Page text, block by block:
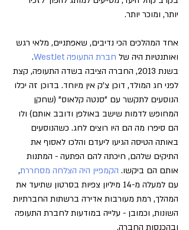
יותר, ומוכר יותר.
אחד המהלכים הכי נדיבים, שאפתניים, מלאי רגש
ואותנטיות היה של חברת התעופה WestJet
.
בשנת 2013, החברה הציבה בשדה התעופה, קצת
לפני חג המולד, דוכן צ'ק אין מיוחד. בדוכן זה יכלו
הנוסעים לתקשר עם "סנטה קלאוס" (שחקן
המחופש לדמות שישב באולפן ודובב אותם) ולו
הם סיפרו מה הם היו רוצים לחג. כשהנוסעים
באותה הטיסה הגיעו ליעדם והלכו לאסוף את
התיקים שלהם, חיכתה להם הפתעה - המתנות
אותם הם ביקשו. הקמפיין היה הצלחה מסחררת,
עם למעלה מ-14 מיליון צפיות בסרטון שתיעד את
המהלך, רמת מעורבות אדירה ברשתות החברתיות
השונות, וכמובן - עלייה במודעות לחברת התעופה
ובהכנסות החברה.